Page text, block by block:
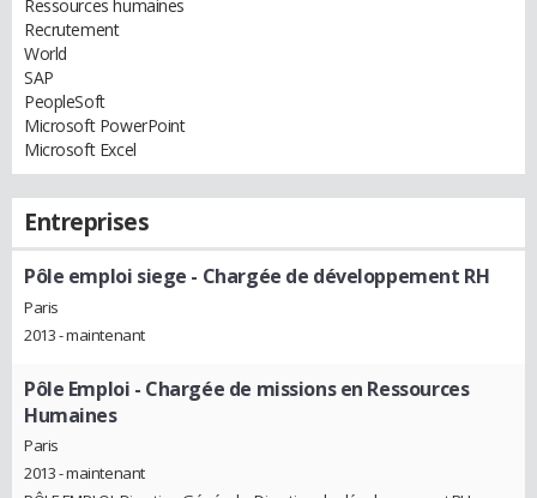
Ressources humaines
Recrutement
World
SAP
PeopleSoft
Microsoft PowerPoint
Microsoft Excel
Entreprises
Pôle emploi siege - Chargée de développement RH
Paris
2013 - maintenant
Pôle Emploi - Chargée de missions en Ressources
Humaines
Paris
2013 - maintenant